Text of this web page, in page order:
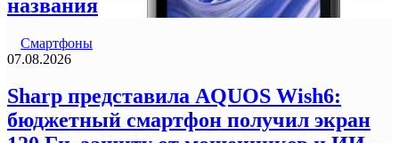
названия
Смартфоны
07.08.2026
Sharp представила AQUOS Wish6:
бюджетный смартфон получил экран